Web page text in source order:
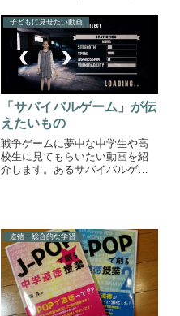
中に「性は隠すべきもの」とい
う固定概念があるため、どうし
ても性教育は抽象的になりがち
です。しかし、子どもたちが求
めているのは、「...
子どもに見せたい動画
「サバイバルゲーム」が伝
えたいもの
戦争ゲームに夢中な中学生や高
校生に見てもらいたい動画を紹
介します。あるサバイバルゲー
さ）70aggressi...
道徳・総合的な学習